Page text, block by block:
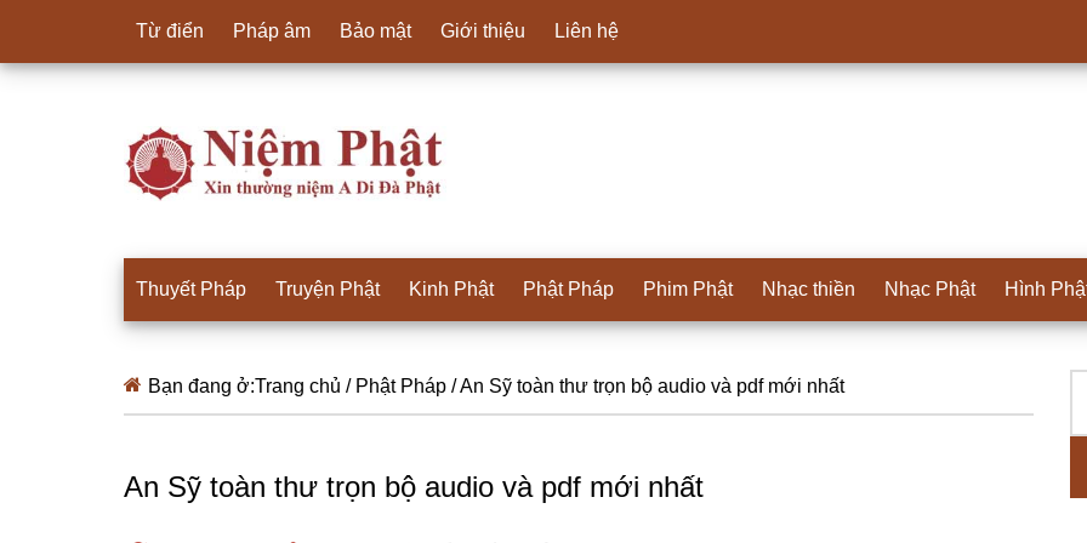
Từ điển Pháp âm Bảo mật Giới thiệu Liên hệ
Thuyết Pháp Truyện Phật Kinh Phật Phật Pháp Phim Phật Nhạc thiền Nhạc Phật Hình
Bạn đang ở:Trang chủ / Phật Pháp /An Sỹ toàn thư trọn bộ audio và pdf mới nhất
An Sỹ toàn thư trọn bộ audio và pdf mới nhất